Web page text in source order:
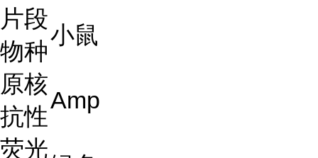
片段
物种
小鼠
原核
抗性
Amp
荧光